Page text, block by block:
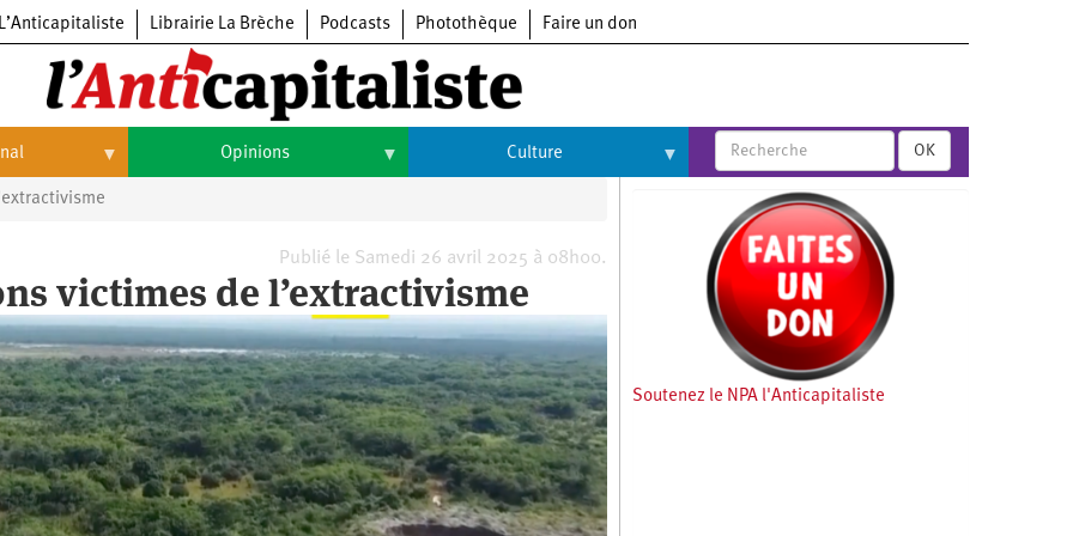
L’Anticapitaliste Librairie La Brèche Podcasts Photothèque Faire un don
Opinions Culture
Arts
Cinéma
Expositions
Livres
Musique
OK
Publié le Samedi 26 avril 2025 à 08h00.
victimes de l’extractivisme
Soutenez le NPA l'Anticapitaliste